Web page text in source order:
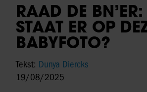
RAAD DE
STAAT ER OP
BABYFOTO?
Tekst: Dunya Diercks
19/08/2025